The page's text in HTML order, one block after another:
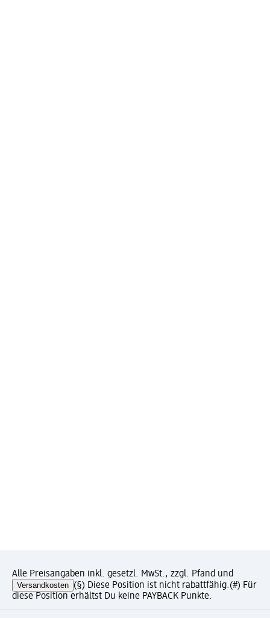
Alle Preisangaben inkl. gesetzl. MwSt., zzgl. Pfand und
Versandkosten (§) Diese Position ist nicht rabattfähig.(#) Für
diese Position erhältst Du keine PAYBACK Punkte.